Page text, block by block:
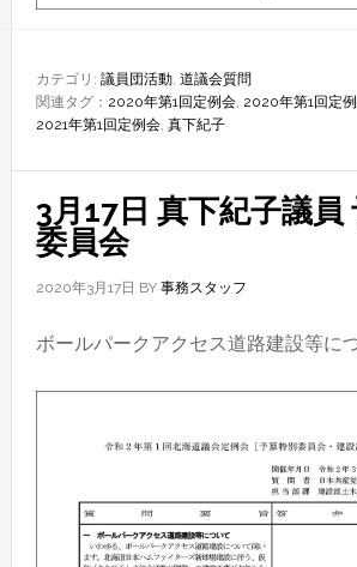
カテゴリ: 議員団活動, 道議会質問
関連タグ： 2020年第1回定例会, 2020年第1回定
2021年第1回定例会, 真下紀子
3月17日 真下紀子議員
委員会
2020年3月17日 BY 事務スタッフ
ボールパークアクセス道路建設等に